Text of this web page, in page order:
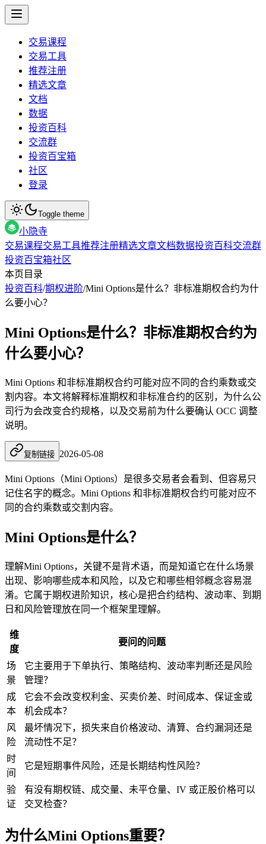
交易课程
交易工具
推荐注册
精选文章
文档
数据
投资百科
交流群
投资百宝箱
社区
登录
Toggle theme
小隐寺
交易课程交易工具推荐注册精选文章文档数据投资百科交流群
投资百宝箱社区
本页目录
投资百科/期权进阶/Mini Options是什么？非标准期权合约为什
么要小心？
Mini Options是什么？非标准期权合约为
什么要小心？
Mini Options 和非标准期权合约可能对应不同的合约乘数或交
割内容。本文将解释标准期权和非标准合约的区别，为什么公
司行为会改变合约规格，以及交易前为什么要确认 OCC 调整
说明。
复制链接 2026-05-08
Mini Options（Mini Options）是很多交易者会看到、但容易只
记住名字的概念。Mini Options 和非标准期权合约可能对应不
同的合约乘数或交割内容。
Mini Options是什么？
理解Mini Options，关键不是背术语，而是知道它在什么场景
出现、影响哪些成本和风险，以及它和哪些相邻概念容易混
淆。它属于期权进阶知识，核心是把合约结构、波动率、到期
日和风险管理放在同一个框架里理解。
维
度
要问的问题
场
景
它主要用于下单执行、策略结构、波动率判断还是风险
管理？
成
本
它会不会改变权利金、买卖价差、时间成本、保证金或
机会成本？
风
险
最坏情况下，损失来自价格波动、清算、合约漏洞还是
流动性不足？
时
间
它是短期事件风险，还是长期结构性风险？
验
证
有没有期权链、成交量、未平仓量、IV 或正股价格可以
交叉检查？
为什么Mini Options重要？